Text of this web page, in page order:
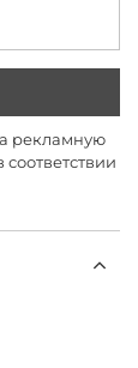
рекламную